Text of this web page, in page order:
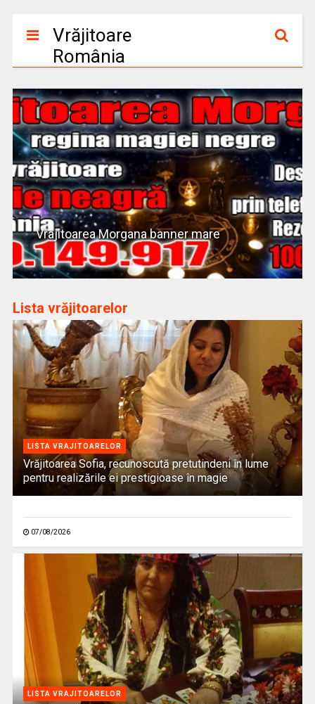
Vrăjitoare
România
Vrajitoarea Morgana banner mare
Lista vrăjitoarelor
LISTA VRAJITOARELOR
Vrăjitoarea Sofia, recunoscută pretutindeni în lume
pentru realizările ei prestigioase în magie
07/08/2026
LISTA VRAJITOARELOR